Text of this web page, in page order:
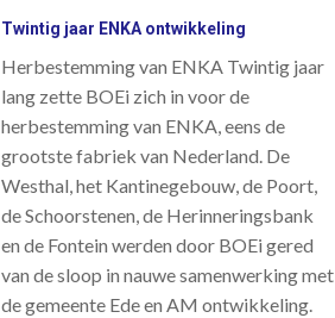
Twintig jaar ENKA ontwikkeling
Herbestemming van ENKA Twintig jaar
lang zette BOEi zich in voor de
herbestemming van ENKA, eens de
grootste fabriek van Nederland. De
Westhal, het Kantinegebouw, de Poort,
de Schoorstenen, de Herinneringsbank
en de Fontein werden door BOEi gered
van de sloop in nauwe samenwerking met
de gemeente Ede en AM ontwikkeling.